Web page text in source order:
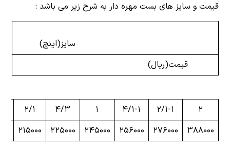
قیمت و سایز های بست مهره دار به شرح زیر می باشد :
سایز(اینچ)
قیمت(ریال)
۲ ۲/۱-۱ ۴/۱-۱ ۱ ۴/۳ ۲/۱
۳۸۸۰۰۰
۲۷۶۰۰۰ ۲۵۶۰۰۰ ۲۴۵۰۰۰ ۲۲۵۰۰۰ ۲۱۵۰۰۰